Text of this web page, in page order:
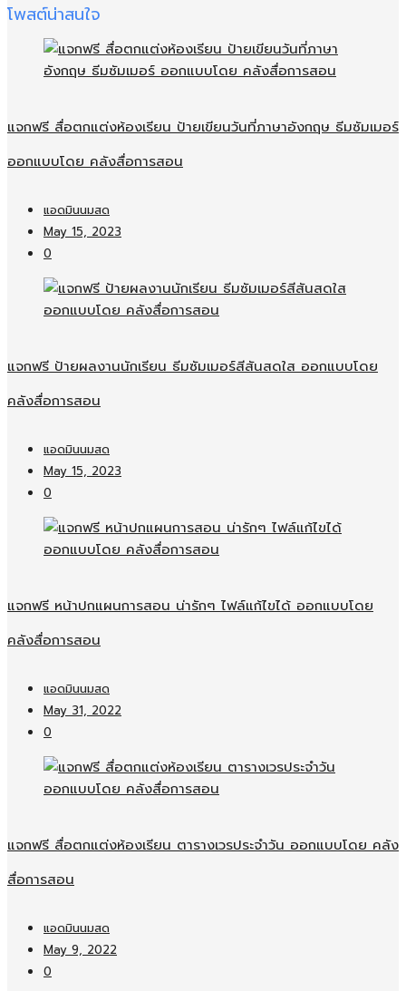
โพสต์น่าสนใจ
แจกฟรี สื่อตกแต่งห้องเรียน ป้ายเขียนวันที่ภาษาอังกฤษ ธีมซัมเมอร์
ออกแบบโดย คลังสื่อการสอน
แอดมินนมสด
May 15, 2023
0
แจกฟรี ป้ายผลงานนักเรียน ธีมซัมเมอร์สีสันสดใส ออกแบบโดย
คลังสื่อการสอน
แอดมินนมสด
May 15, 2023
0
แจกฟรี หน้าปกแผนการสอน น่ารักๆ ไฟล์แก้ไขได้ ออกแบบโดย
คลังสื่อการสอน
แอดมินนมสด
May 31, 2022
0
แจกฟรี สื่อตกแต่งห้องเรียน ตารางเวรประจำวัน ออกแบบโดย คลัง
สื่อการสอน
แอดมินนมสด
May 9, 2022
0